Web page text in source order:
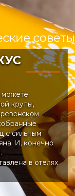
советы
крупы,
с сильным
И, конечно
в отелях